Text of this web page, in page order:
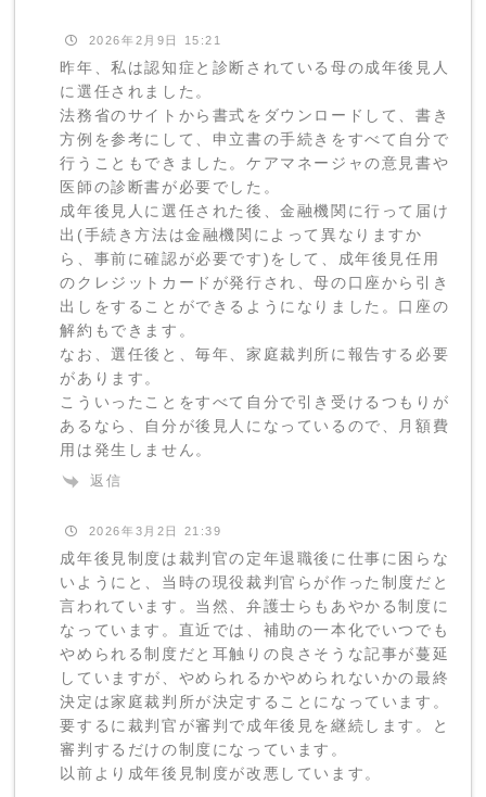
2026年2月9日 15:21
昨年、私は認知症と診断されている母の成年後見人
に選任されました。
法務省のサイトから書式をダウンロードして、書き
方例を参考にして、申立書の手続きをすべて自分で
行うこともできました。ケアマネージャの意見書や
医師の診断書が必要でした。
成年後見人に選任された後、金融機関に行って届け
出(手続き方法は金融機関によって異なりますか
ら、事前に確認が必要です)をして、成年後見任用
のクレジットカードが発行され、母の口座から引き
出しをすることができるようになりました。口座の
解約もできます。
なお、選任後と、毎年、家庭裁判所に報告する必要
があります。
こういったことをすべて自分で引き受けるつもりが
あるなら、自分が後見人になっているので、月額費
用は発生しません。
返信
2026年3月2日 21:39
成年後見制度は裁判官の定年退職後に仕事に困らな
いようにと、当時の現役裁判官らが作った制度だと
言われています。当然、弁護士らもあやかる制度に
なっています。直近では、補助の一本化でいつでも
やめられる制度だと耳触りの良さそうな記事が蔓延
していますが、やめられるかやめられないかの最終
決定は家庭裁判所が決定することになっています。
要するに裁判官が審判で成年後見を継続します。と
審判するだけの制度になっています。
以前より成年後見制度が改悪しています。